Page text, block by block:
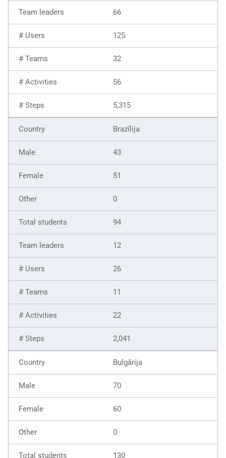
66
125
32
56
5,315
Brazīlija
43
51
0
94
12
26
11
22
2,041
Bulgārija
70
60
0
130